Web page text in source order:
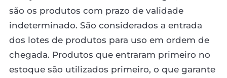
são os produtos com prazo de validade
indeterminado. São considerados a entrada
dos lotes de produtos para uso em ordem de
chegada. Produtos que entraram primeiro no
estoque são utilizados primeiro, o que garante